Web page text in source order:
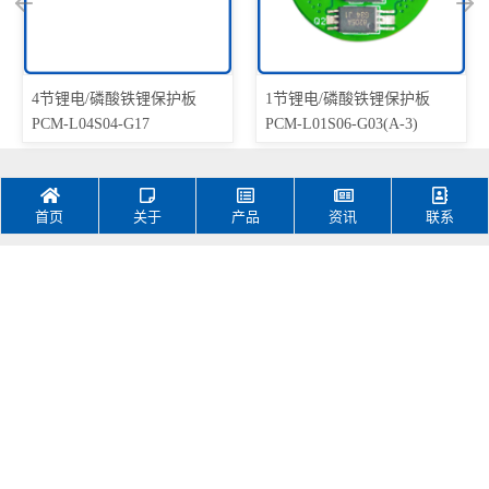
4节锂电/磷酸铁锂保护板
PCM-L04S04-G17
1节锂电/磷酸铁锂保护板
PCM-L01S06-G03(A-3)
首页 关于 产品 资讯 联系